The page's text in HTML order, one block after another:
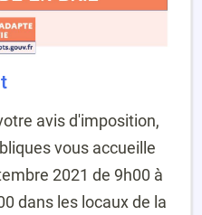
avis d'imposition,
vous accueille
2021 de 9h00 à
dans les locaux de la